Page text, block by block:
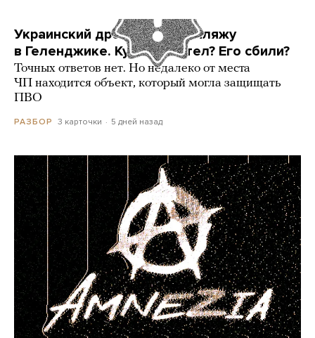
Украинский дрон попал по пляжу
в Геленджике. Куда он летел? Его сбили?
Точных ответов нет. Но недалеко от места
ЧП находится объект, который могла защищать
ПВО
РАЗБОР 3 карточки 5 дней назад